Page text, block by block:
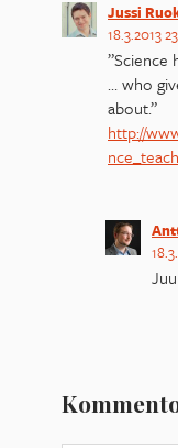
Jussi
18.3.2013
… who
about.”
http://